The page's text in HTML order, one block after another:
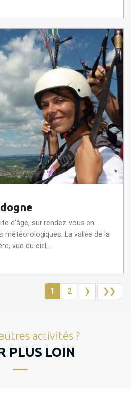
d'âge, sur rendez-vous en
La vallée de la
vue du ciel,...
1 2 ❯ ❯❯
activités ?
PLUS LOIN